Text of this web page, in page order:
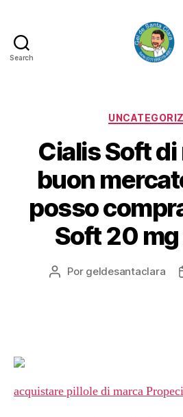
Search
Cialis Soft di
buon
posso
Soft 20
Autor
Por geldesantaclara
acquistare pillole di marca